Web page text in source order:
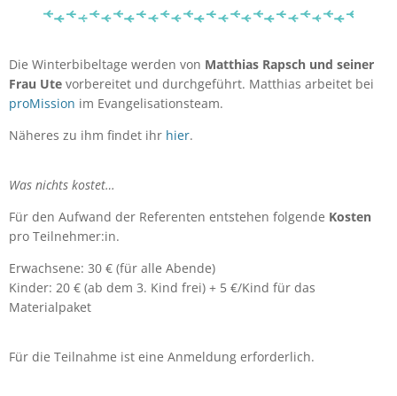
Die Winterbibeltage werden von Matthias Rapsch und seiner
Frau Ute vorbereitet und durchgeführt. Matthias arbeitet bei
proMission im Evangelisationsteam.
Näheres zu ihm findet ihr hier.
Was nichts kostet…
Für den Aufwand der Referenten entstehen folgende Kosten
pro Teilnehmer:in.
Erwachsene: 30 € (für alle Abende)
Kinder: 20 € (ab dem 3. Kind frei) + 5 €/Kind für das
Materialpaket
Für die Teilnahme ist eine Anmeldung erforderlich.